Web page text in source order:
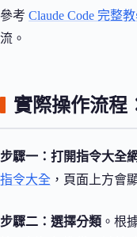
參考 Claude Code 完整
流。
實際操作流程
步驟一：打開指令大全
指令大全 ，頁面上方會
步驟二：選擇分類 。根